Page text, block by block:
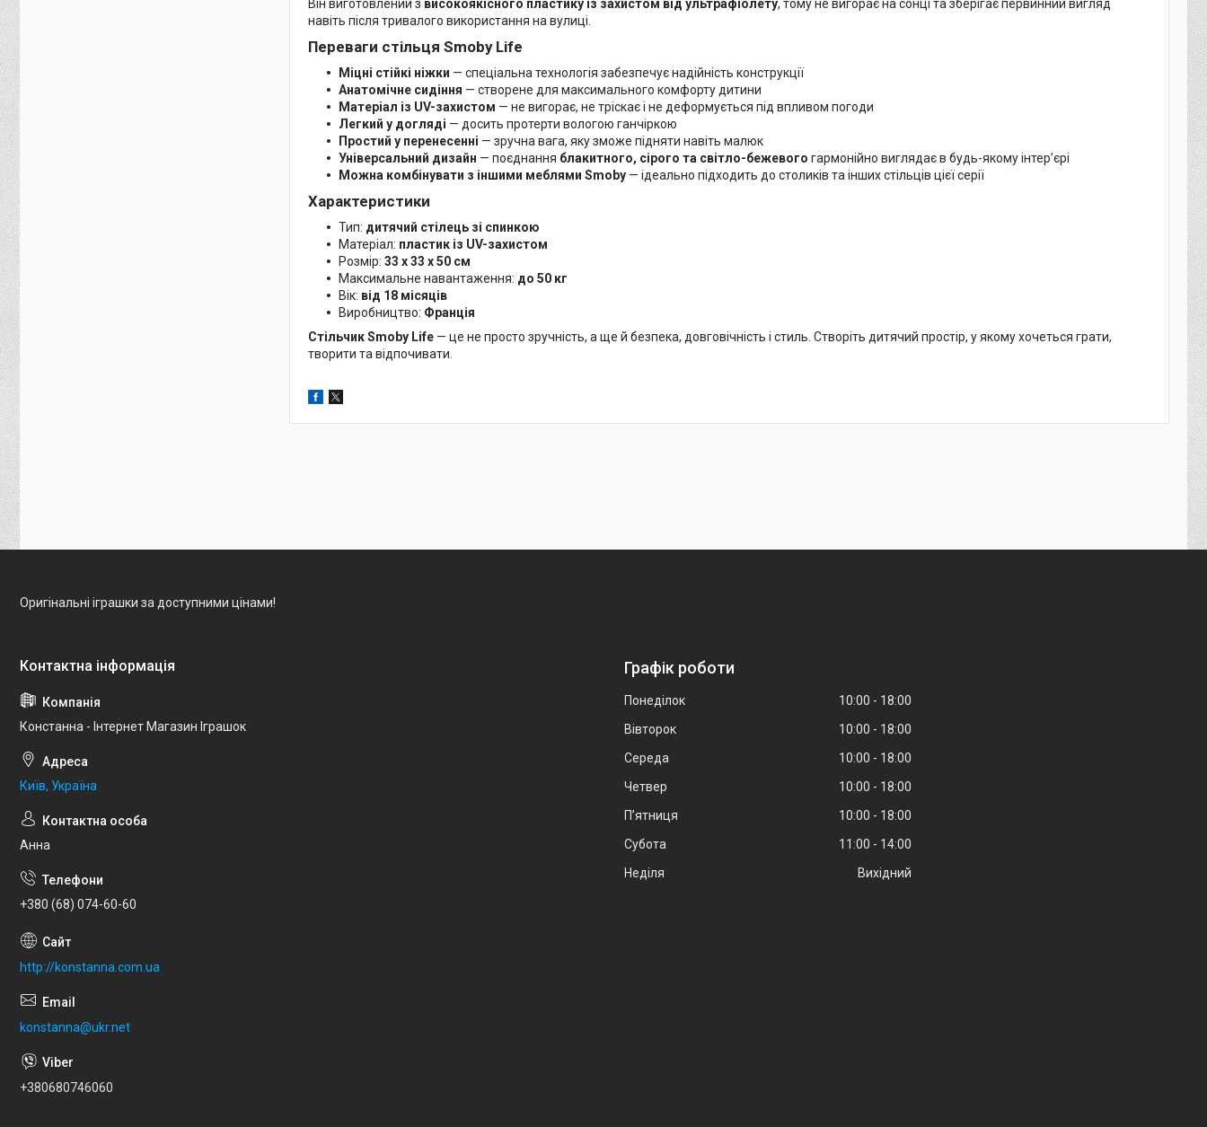
Він виготовлений з високоякісного пластику із захистом від ультрафіолету, тому не вигорає на сонці та зберігає первинний вигляд
навіть після тривалого використання на вулиці.
Переваги стільця Smoby Life
Міцні стійкі ніжки — спеціальна технологія забезпечує надійність конструкції
Анатомічне сидіння — створене для максимального комфорту дитини
Матеріал із UV-захистом — не вигорає, не тріскає і не деформується під впливом погоди
Легкий у догляді — досить протерти вологою ганчіркою
Простий у перенесенні — зручна вага, яку зможе підняти навіть малюк
Універсальний дизайн — поєднання блакитного, сірого та світло-бежевого гармонійно виглядає в будь-якому інтер’єрі
Можна комбінувати з іншими меблями Smoby — ідеально підходить до столиків та інших стільців цієї серії
Характеристики
Тип: дитячий стілець зі спинкою
Матеріал: пластик із UV-захистом
Розмір: 33 х 33 х 50 см
Максимальне навантаження: до 50 кг
Вік: від 18 місяців
Виробництво: Франція
Стільчик Smoby Life — це не просто зручність, а ще й безпека, довговічність і стиль. Створіть дитячий простір, у якому хочеться грати,
творити та відпочивати.
Оригінальні іграшки за доступними цінами!
Констанна - Інтернет Магазин Іграшок
Київ, Україна
Анна
+380 (68) 074-60-60
http://konstanna.com.ua
konstanna@ukr.net
+380680746060
Графік роботи
Понеділок 10:00
18:00
Вівторок
10:00
18:00
Середа
10:00
18:00
Четвер
10:00
18:00
Пʼятниця
10:00
18:00
Субота
11:00
14:00
Неділя
Вихідний